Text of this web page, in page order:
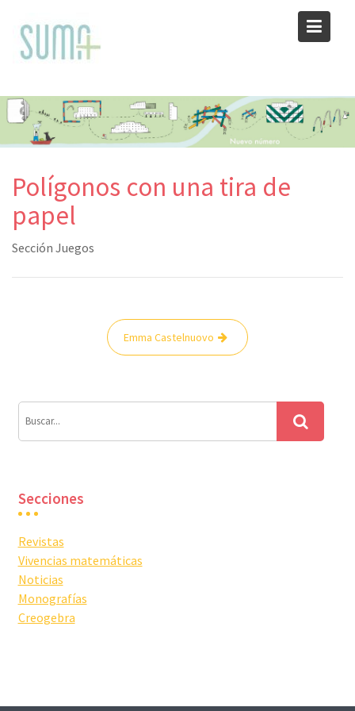
content
Polígonos con una tira de
papel
Sección Juegos
Navegación
Emma Castelnuovo
Secciones
Revistas
Vivencias matemáticas
Noticias
Monografías
Creogebra